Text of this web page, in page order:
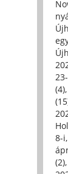
(4),
8-
(2),